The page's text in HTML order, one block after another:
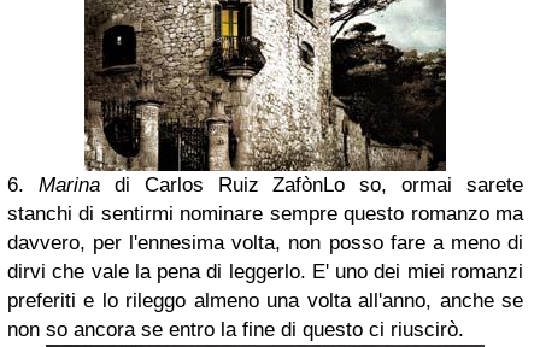
6. Marinadi Carlos Ruiz ZafònLo so, ormai sarete
stanchi di sentirmi nominare sempre questo romanzo ma
davvero, per l'ennesima volta, non posso fare a meno di
dirvi che vale la pena di leggerlo. E' uno dei miei romanzi
preferiti e lo rileggo almeno una volta all'anno, anche se
non so ancora se entro la fine di questo ci riuscirò.